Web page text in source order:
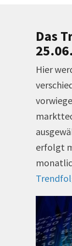
Das
Hier
erfolgt